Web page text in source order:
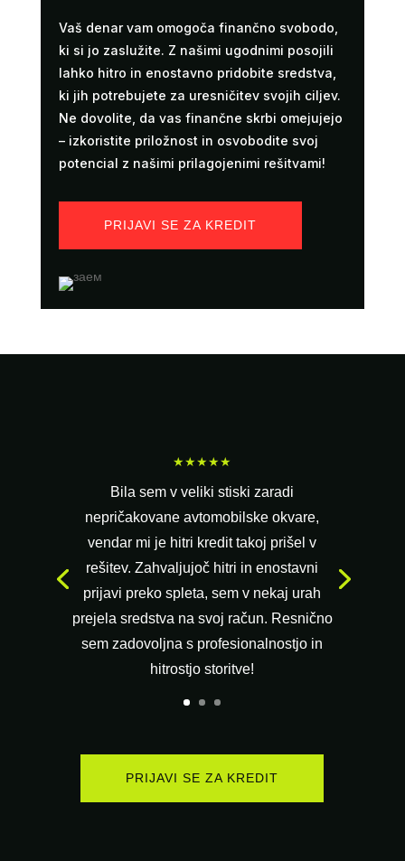
Vaš denar vam omogoča finančno svobodo,
ki si jo zaslužite. Z našimi ugodnimi posojili
lahko hitro in enostavno pridobite sredstva,
ki jih potrebujete za uresničitev svojih ciljev.
Ne dovolite, da vas finančne skrbi omejujejo
– izkoristite priložnost in osvobodite svoj
potencial z našimi prilagojenimi rešitvami!
PRIJAVI SE ZA KREDIT
★★★★★
Bila sem v veliki stiski zaradi
nepričakovane avtomobilske okvare,
vendar mi je hitri kredit takoj prišel v
rešitev. Zahvaljujoč hitri in enostavni
prijavi preko spleta, sem v nekaj urah
prejela sredstva na svoj račun. Resnično
sem zadovoljna s profesionalnostjo in
hitrostjo storitve!
PRIJAVI SE ZA KREDIT